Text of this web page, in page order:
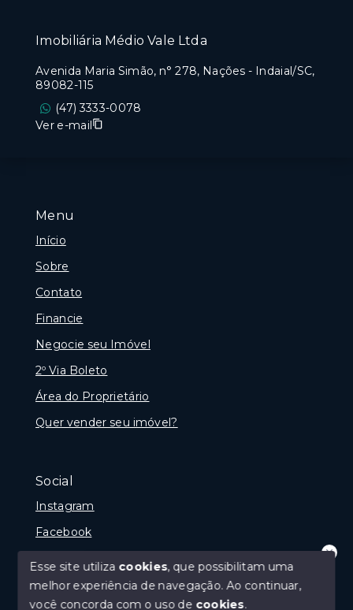
Menu
Início
Sobre
Contato
Financie
Negocie seu Imóvel
2º Via Boleto
Área do Proprietário
Quer vender seu imóvel?
Social
Instagram
Facebook
Imobiliária Médio Vale Ltda
Avenida Maria Simão, n° 278, Nações - Indaial/SC,
89082-115
(47) 3333-0078
Ver e-mail
Olá! que bom te ver por aqui!
precisando de ajuda ou buscando outro
tipo de imóvel, fale conosco!
Esse site utiliza cookies, que possibilitam uma
melhor experiência de navegação.Ao continuar,
você concorda com o uso de cookies.